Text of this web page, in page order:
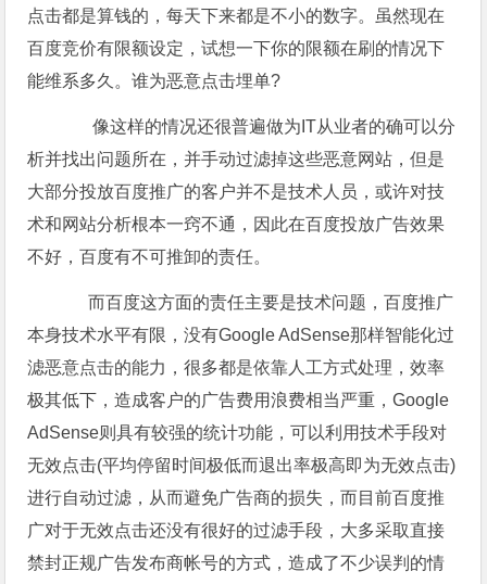
点击都是算钱的，每天下来都是不小的数字。虽然现在
百度竞价有限额设定，试想一下你的限额在刷的情况下
能维系多久。谁为恶意点击埋单?
像这样的情况还很普遍做为IT从业者的确可以分
析并找出问题所在，并手动过滤掉这些恶意网站，但是
大部分投放百度推广的客户并不是技术人员，或许对技
术和网站分析根本一窍不通，因此在百度投放广告效果
不好，百度有不可推卸的责任。
而百度这方面的责任主要是技术问题，百度推广
本身技术水平有限，没有Google AdSense那样智能化过
滤恶意点击的能力，很多都是依靠人工方式处理，效率
极其低下，造成客户的广告费用浪费相当严重，Google
AdSense则具有较强的统计功能，可以利用技术手段对
无效点击(平均停留时间极低而退出率极高即为无效点击)
进行自动过滤，从而避免广告商的损失，而目前百度推
广对于无效点击还没有很好的过滤手段，大多采取直接
禁封正规广告发布商帐号的方式，造成了不少误判的情